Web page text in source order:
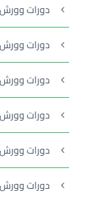
دورات
دورات
دورات
دورات
دورات
دورات